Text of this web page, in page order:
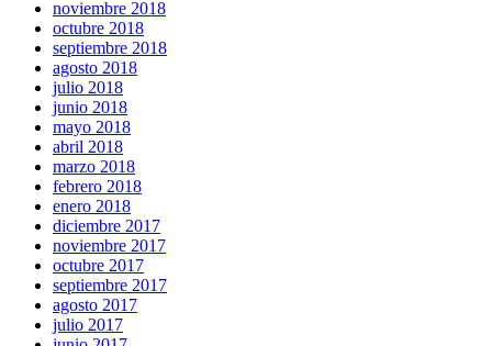
noviembre 2018
octubre 2018
septiembre 2018
agosto 2018
julio 2018
junio 2018
mayo 2018
abril 2018
marzo 2018
febrero 2018
enero 2018
diciembre 2017
noviembre 2017
octubre 2017
septiembre 2017
agosto 2017
julio 2017